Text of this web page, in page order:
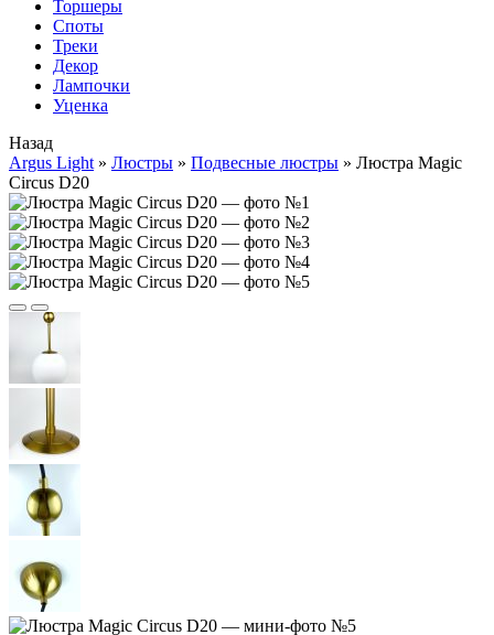
Торшеры
Споты
Треки
Декор
Лампочки
Уценка
Назад
Argus Light » Люстры » Подвесные люстры » Люстра Magic
Circus D20